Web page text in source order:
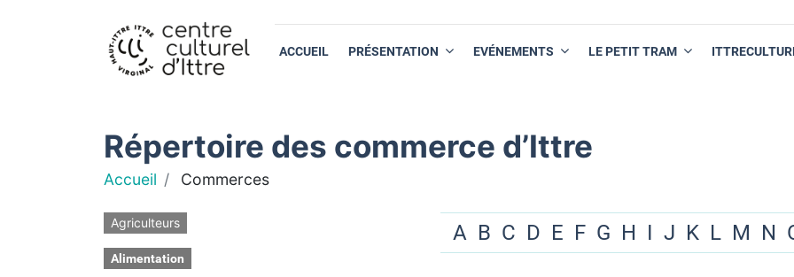
ACCUEIL PRÉSENTATION EVÉNEMENTS LE PETIT TRAM
Répertoire des commerce d’Ittre
Accueil Commerces
Agriculteurs
Alimentation
A B C D E F G H I J K L M N